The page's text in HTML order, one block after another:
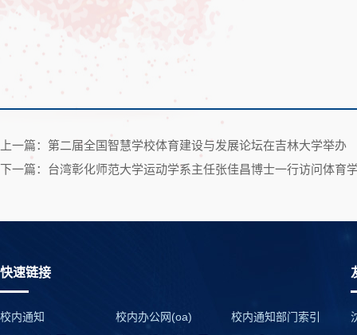
上一篇：第二届全国智慧学校体育建设与发展论坛在吉林大学举办
下一篇：台湾彰化师范大学运动学系主任张佳昌博士一行访问体育
快速链接
校内通知 校内办公网(oa)
校内通知部门索引